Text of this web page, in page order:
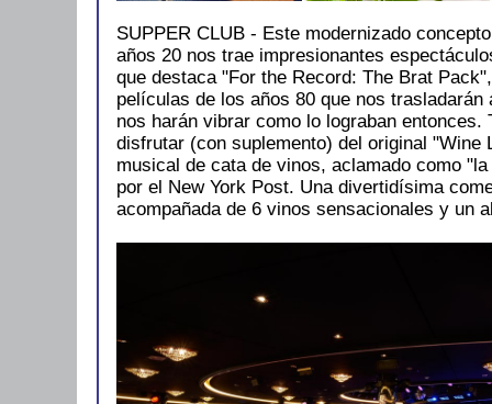
SUPPER CLUB - Este modernizado
años 20 nos trae impresionantes
que destaca "For the Record: The Brat
películas de los años 80 que nos trasladarán
nos harán vibrar como lo lograban entonces.
disfrutar (con suplemento) del original "Wine
musical de cata de vinos, aclamado como
por el New York Post. Una divertidísima
acompañada de 6 vinos sensacionales y un